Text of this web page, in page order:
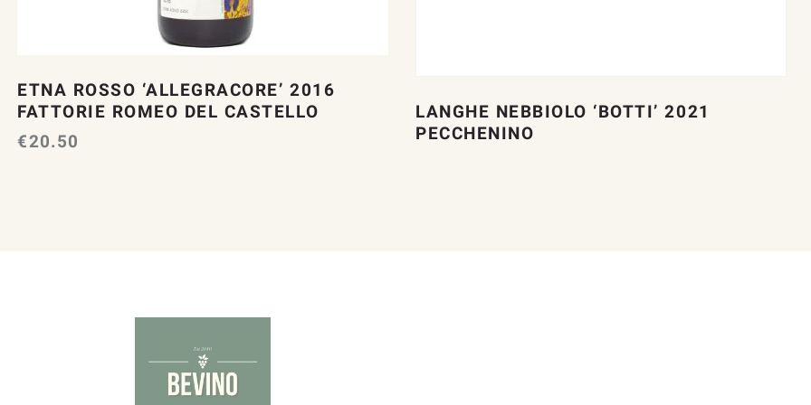
ETNA ROSSO ‘ALLEGRACORE’ 2016
FATTORIE ROMEO DEL CASTELLO
€20.50
LANGHE NEBBIOLO ‘BOTTI’ 2021
PECCHENINO